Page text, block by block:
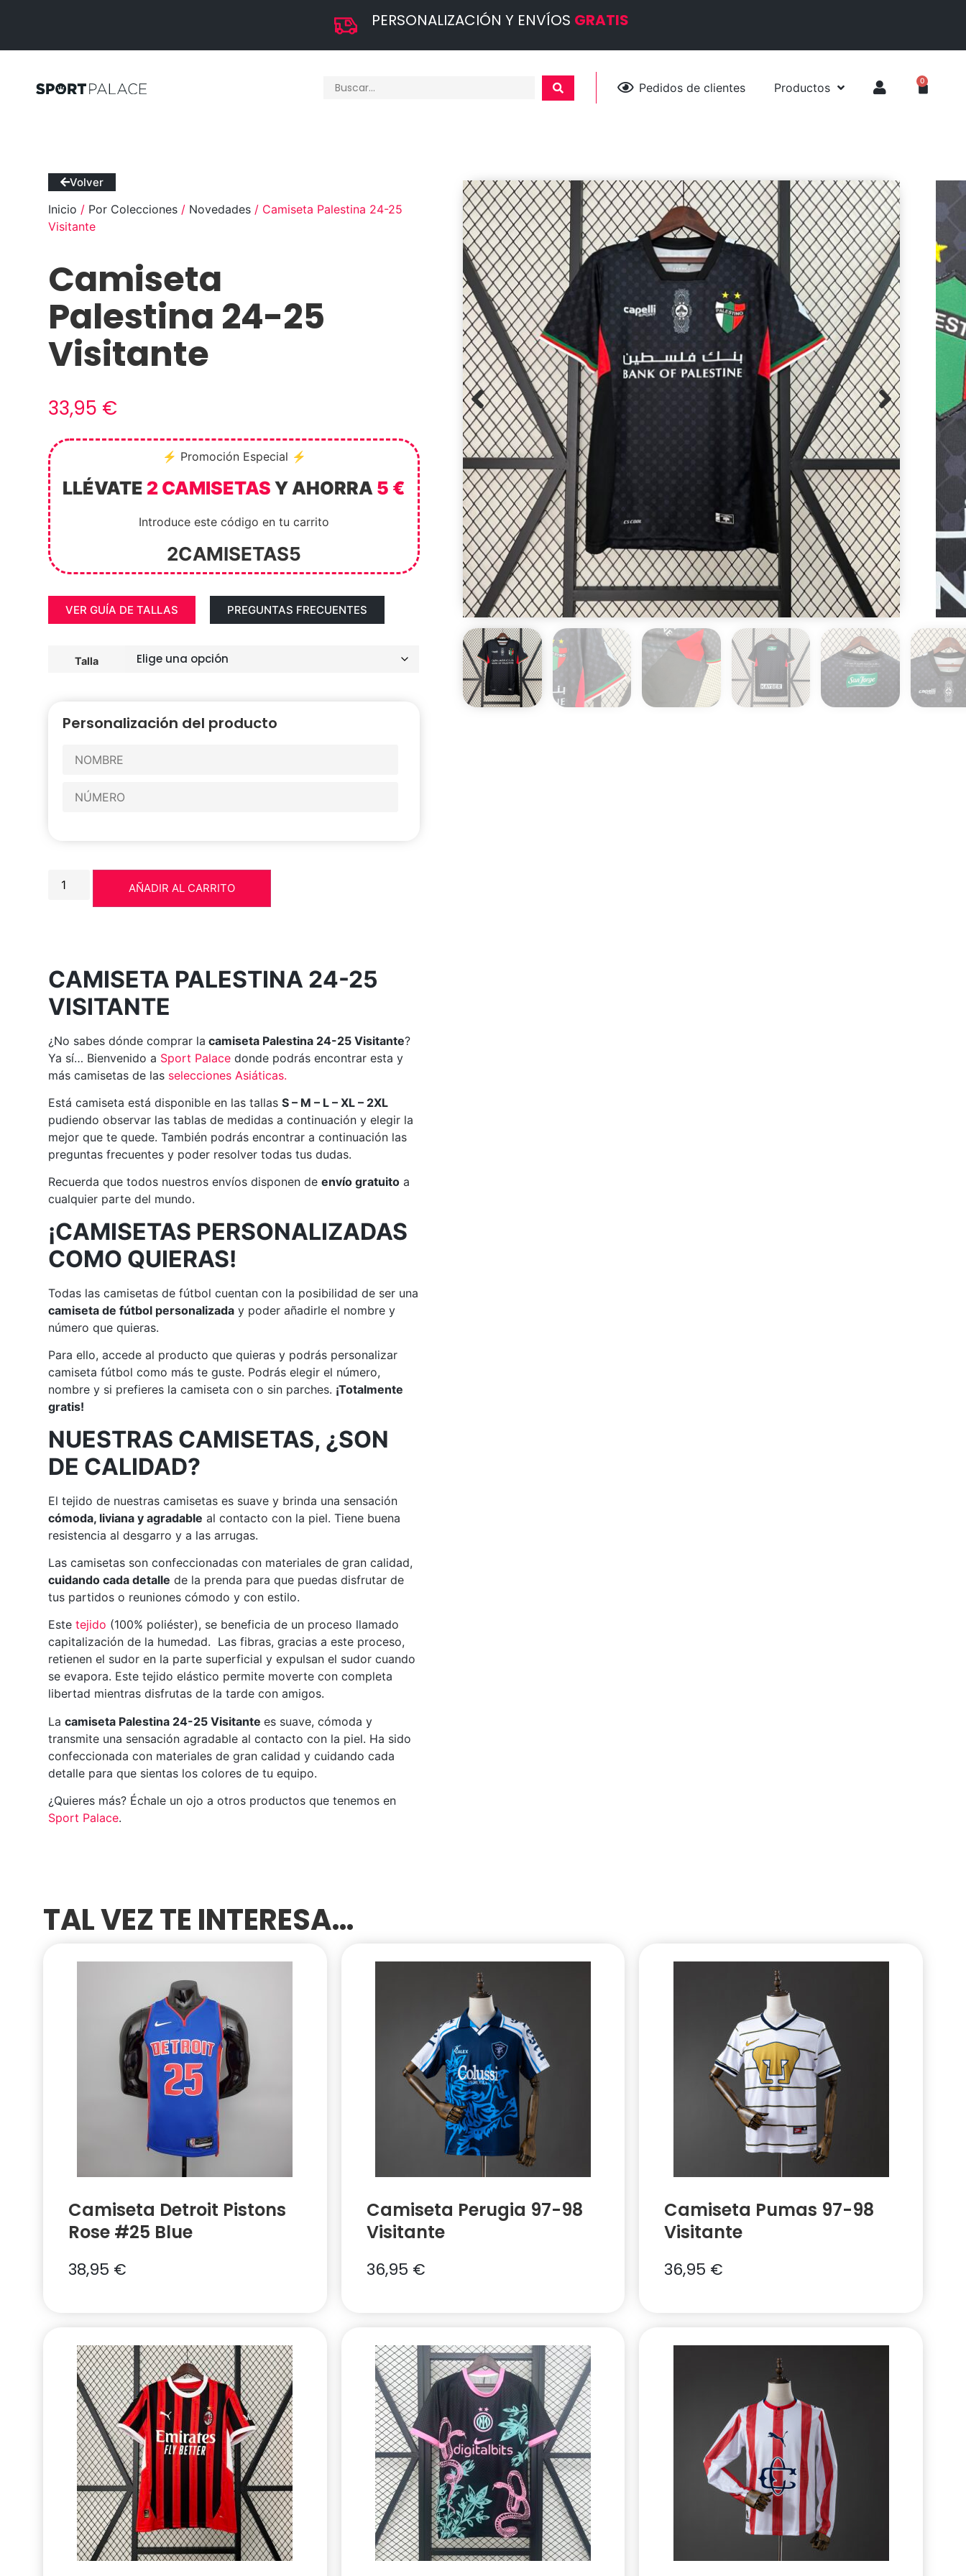
PERSONALIZACIÓN Y ENVÍOS GRATIS
Pedidos de clientes Productos 0
Volver
Inicio / Por Colecciones / Novedades / Camiseta Palestina 24-25
Visitante
Camiseta
Palestina 24-25
Visitante
33,95 €
⚡ Promoción Especial ⚡
LLÉVATE 2 CAMISETAS Y AHORRA 5 €
Introduce este código en tu carrito
2CAMISETAS5
VER GUÍA DE TALLAS PREGUNTAS FRECUENTES
Talla
Personalización del producto
AÑADIR AL CARRITO
CAMISETA PALESTINA 24-25
VISITANTE
¿No sabes dónde comprar la camiseta Palestina 24-25 Visitante?
Ya sí… Bienvenido a Sport Palace donde podrás encontrar esta y
más camisetas de las selecciones Asiáticas.
Está camiseta está disponible en las tallasS – M – L – XL – 2XL
pudiendo observar las tablas de medidas a continuación y elegir la
mejor que te quede. También podrás encontrar a continuación las
preguntas frecuentes y poder resolver todas tus dudas.
Recuerda que todos nuestros envíos disponen deenvío gratuito a
cualquier parte del mundo.
¡CAMISETAS PERSONALIZADAS
COMO QUIERAS!
Todas las camisetas de fútbol cuentan con la posibilidad de ser una
camiseta de fútbol personalizada y poder añadirle el nombre y
número que quieras.
Para ello, accede al producto que quieras y podrás personalizar
camiseta fútbol como más te guste. Podrás elegir el número,
nombre y si prefieres la camiseta con o sin parches. ¡Totalmente
gratis!
NUESTRAS CAMISETAS, ¿SON
DE CALIDAD?
El tejido de nuestras camisetas es suave y brinda una sensación
cómoda, liviana y agradable al contacto con la piel. Tiene buena
resistencia al desgarro y a las arrugas.
Las camisetas son confeccionadas con materiales de gran calidad,
cuidando cada detalle de la prenda para que puedas disfrutar de
tus partidos o reuniones cómodo y con estilo.
Estetejido (100% poliéster), se beneficia de un proceso llamado
capitalización de la humedad. Las fibras, gracias a este proceso,
retienen el sudor en la parte superficial y expulsan el sudor cuando
se evapora. Este tejido elástico permite moverte con completa
libertad mientras disfrutas de la tarde con amigos.
Lacamiseta Palestina 24-25 Visitante es suave, cómoda y
transmite una sensación agradable al contacto con la piel. Ha sido
confeccionada con materiales de gran calidad y cuidando cada
detalle para que sientas los colores de tu equipo.
¿Quieres más? Échale un ojo a otros productos que tenemos en
Sport Palace.
TAL VEZ TE INTERESA…
Camiseta Detroit Pistons
Rose #25 Blue
38,95 €
Camiseta Perugia 97-98
Visitante
36,95 €
Camiseta Pumas 97-98
Visitante
36,95 €